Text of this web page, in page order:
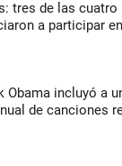
tres de las
a participar
Obama incluyó a
de canciones